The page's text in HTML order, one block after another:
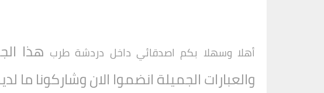
أهلا وسهلا بكم اصدقائي داخل دردشة طرب هذا
والعبارات الجميلة انضموا الان وشاركونا ما